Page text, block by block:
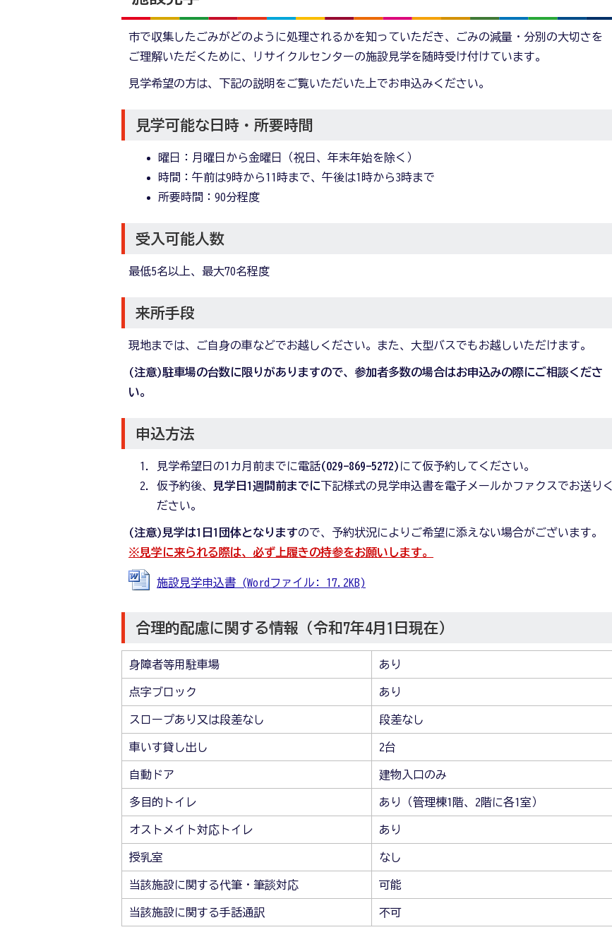
市で収集したごみがどのように処理されるかを知っていただき、ごみの減量・分別の大切さを
ご理解いただくために、リサイクルセンターの施設見学を随時受け付けています。
見学希望の方は、下記の説明をご覧いただいた上でお申込みください。
見学可能な日時・所要時間
曜日：月曜日から金曜日（祝日、年末年始を除く）
時間：午前は9時から11時まで、午後は1時から3時まで
所要時間：90分程度
受入可能人数
最低5名以上、最大70名程度
来所手段
現地までは、ご自身の車などでお越しください。また、大型バスでもお越しいただけます。
(注意)駐車場の台数に限りがありますので、参加者多数の場合はお申込みの際にご相談くださ
い。
申込方法
見学希望日の1カ月前までに電話(029-869-5272) にて仮予約してください。
仮予約後、
見学日1週間前までに下記様式の見学申込書を電子メールかファクスでお送りく
ださい。
(注意)見学は1日1団体となりますので、予約状況によりご希望に添えない場合がございます。
※見学に来られる際は、必ず上履きの持参をお願いします。
施設見学申込書 (Wordファイル: 17.2KB)
合理的配慮に関する情報（令和7年4月1日現在）
身障者等用駐車場 あり
点字ブロック あり
スロープあり又は段差なし 段差なし
車いす貸し出し 2台
自動ドア 建物入口のみ
多目的トイレ あり（管理棟1階、2階に各1室）
オストメイト対応トイレ あり
授乳室 なし
当該施設に関する代筆・筆談対応 可能
当該施設に関する手話通訳 不可